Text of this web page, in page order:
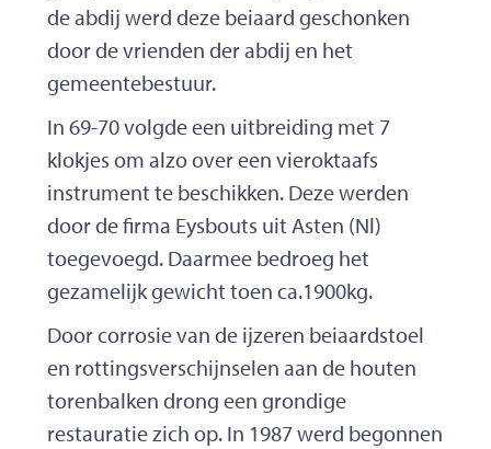
de abdij werd deze beiaard geschonken
door de vrienden der abdij en het
gemeentebestuur.
In 69-70 volgde een uitbreiding met 7
klokjes om alzo over een vieroktaafs
instrument te beschikken. Deze werden
door de firma Eysbouts uit Asten (Nl)
toegevoegd. Daarmee bedroeg het
gezamelijk gewicht toen ca.1900kg.
Door corrosie van de ijzeren beiaardstoel
en rottingsverschijnselen aan de houten
torenbalken drong een grondige
restauratie zich op. In 1987 werd begonnen